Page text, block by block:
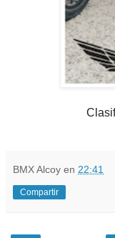
BMX Alcoy en 22:41
Compartir